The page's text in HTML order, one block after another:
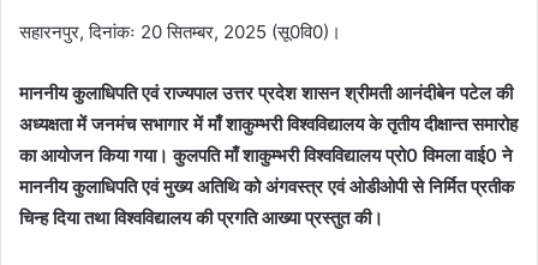
सहारनपुर, दिनांकः 20 सितम्बर, 2025 (सू0वि0)।
माननीय कुलाधिपति एवं राज्यपाल उत्तर प्रदेश शासन श्रीमती आनंदीबेन पटेल की
अध्यक्षता में जनमंच सभागार में माँ शाकुम्भरी विश्वविद्यालय के तृतीय दीक्षान्त समारोह
का आयोजन किया गया। कुलपति माँ शाकुम्भरी विश्वविद्यालय प्रो0 विमला वाई0 ने
माननीय कुलाधिपति एवं मुख्य अतिथि को अंगवस्त्र एवं ओडीओपी से निर्मित प्रतीक
चिन्ह दिया तथा विश्वविद्यालय की प्रगति आख्या प्रस्तुत की।